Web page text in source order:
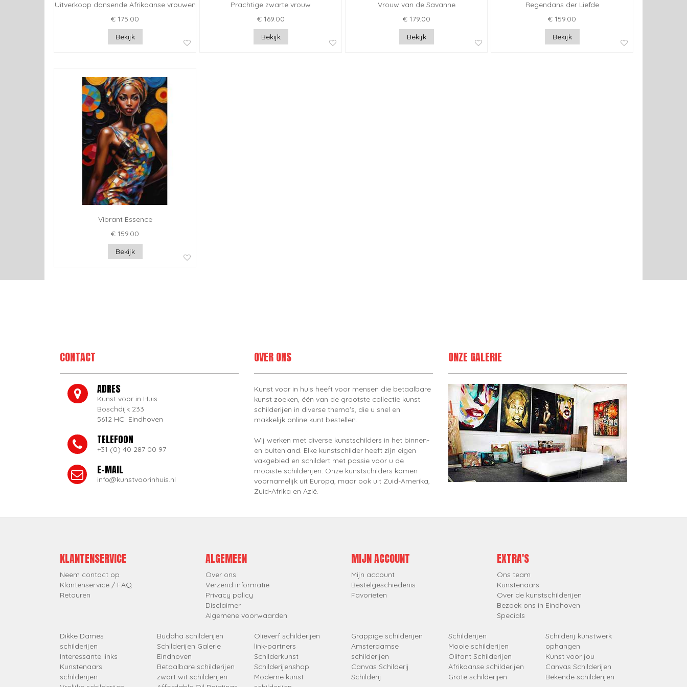
Uitverkoop dansende Afrikaanse vrouwen
€ 175.00
Bekijk
Prachtige zwarte vrouw
€ 169.00
Bekijk
Vrouw van de Savanne
€ 179.00
Bekijk
Regendans der Liefde
€ 159.00
Bekijk
Vibrant Essence
€ 159.00
Bekijk
CONTACT
ADRES
Kunst voor in Huis
Boschdijk 233
5612 HC Eindhoven
TELEFOON
+31 (0) 40 287 00 97
E-MAIL
info@kunstvoorinhuis.nl
OVER ONS
Kunst voor in huis heeft voor mensen die betaalbare
kunst zoeken, één van de grootste collectie kunst
schilderijen in diverse thema's, die u snel en
makkelijk online kunt bestellen.
Wij werken met diverse kunstschilders in het binnen-
en buitenland. Elke kunstschilder heeft zijn eigen
vakgebied en schildert met passie voor u de
mooiste schilderijen. Onze kunstschilders komen
voornamelijk uit Europa, maar ook uit Zuid-Amerika,
Zuid-Afrika en Azië.
ONZE GALERIE
KLANTENSERVICE
Neem contact op
Klantenservice / FAQ
Retouren
ALGEMEEN
Over ons
Verzend informatie
Privacy policy
Disclaimer
Algemene voorwaarden
MIJN ACCOUNT
Mijn account
Bestelgeschiedenis
Favorieten
EXTRA'S
Ons team
Kunstenaars
Over de kunstschilderijen
Bezoek ons in Eindhoven
Specials
Dikke Dames
schilderijen
Interessante links
Kunstenaars
schilderijen
Buddha schilderijen
Schilderijen Galerie
Eindhoven
Betaalbare schilderijen
zwart wit schilderijen
Olieverf schilderijen
link-partners
Schilderkunst
Schilderijenshop
Moderne kunst
Grappige schilderijen
Amsterdamse
schilderijen
Canvas Schilderij
Schilderij
Schilderijen
Mooie schilderijen
Olifant Schilderijen
Afrikaanse schilderijen
Grote schilderijen
Schilderij kunstwerk
ophangen
Kunst voor jou
Canvas Schilderijen
Bekende schilderijen